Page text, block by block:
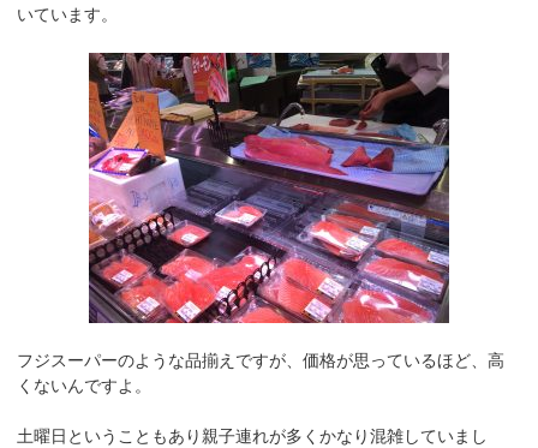
いています。
フジスーパーのような品揃えですが、価格が思っているほど、高
くないんですよ。
土曜日ということもあり親子連れが多くかなり混雑していまし